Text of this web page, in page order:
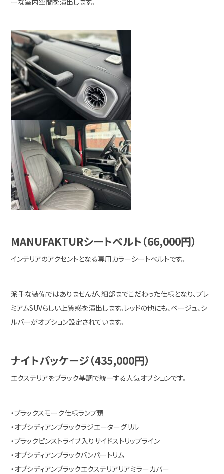
ーな室内空間を演出します。
MANUFAKTURシートベルト（66,000円）
インテリアのアクセントとなる専用カラーシートベルトです。
派手な装備ではありませんが、細部までこだわった仕様となり、プレ
ミアムSUVらしい上質感を演出します。レッドの他にも、ベージュ、シ
ルバーがオプション設定されています。
ナイトパッケージ（435,000円）
エクステリアをブラック基調で統一する人気オプションです。
・ブラックスモーク仕様ランプ類
・オブシディアンブラックラジエーターグリル
・ブラックピンストライプ入りサイドストリップライン
・オブシディアンブラックバンパートリム
・オブシディアンブラックエクステリアリアミラーカバー